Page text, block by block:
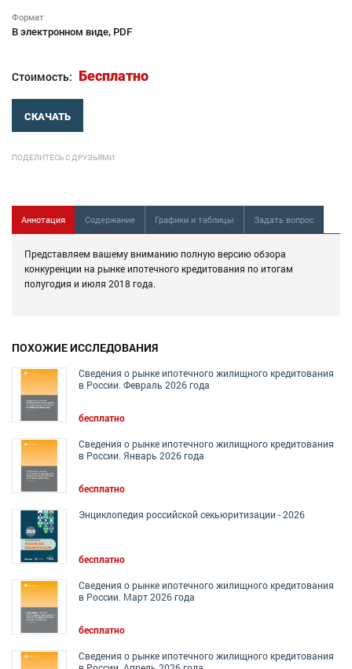
Формат
В электронном виде, PDF
Стоимость: Бесплатно
СКАЧАТЬ
ПОДЕЛИТЕСЬ С ДРУЗЬЯМИ
Аннотация Содержание Графики и таблицы Задать вопрос
Представляем вашему вниманию полную версию обзора
конкуренции на рынке ипотечного кредитования по итогам
полугодия и июля 2018 года.
ПОХОЖИЕ ИССЛЕДОВАНИЯ
Сведения о рынке ипотечного жилищного кредитования
в России. Февраль 2026 года
бесплатно
Сведения о рынке ипотечного жилищного кредитования
в России. Январь 2026 года
бесплатно
Энциклопедия российской секьюритизации - 2026
бесплатно
Сведения о рынке ипотечного жилищного кредитования
в России. Март 2026 года
бесплатно
Сведения о рынке ипотечного жилищного кредитования